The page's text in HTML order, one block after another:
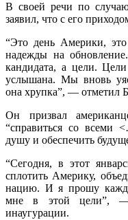
В своей речи по
заявил, что с его
“Это день Америки,
надежды на
кандидата, а цели.
услышана. Мы вновь
она хрупка”, — отметил
Он призвал
“справиться со всеми
душу и обеспечить
“Сегодня, в этот
сплотить Америку,
нацию. И я прошу
мне в этой цели”, —
инаугурации.